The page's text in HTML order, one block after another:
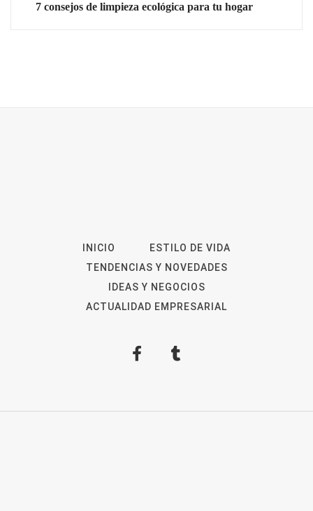
7 consejos de limpieza ecológica para tu hogar
INICIO
ESTILO DE VIDA
TENDENCIAS Y NOVEDADES
IDEAS Y NEGOCIOS
ACTUALIDAD EMPRESARIAL